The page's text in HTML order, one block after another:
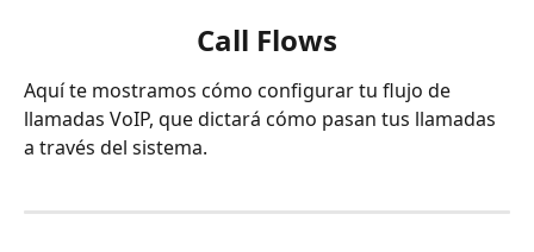
Call Flows
Aquí te mostramos cómo configurar tu flujo de
llamadas VoIP, que dictará cómo pasan tus llamadas
a través del sistema.